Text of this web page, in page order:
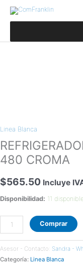
Linea Blanca
480 CROMA
$565.50 Incluye
Disponibilidad: 11
LATERAL
RI-
480
CROMA
cantidad
Comprar
Asesor - Contacto: Sandra -
Categoría: Linea Blanca